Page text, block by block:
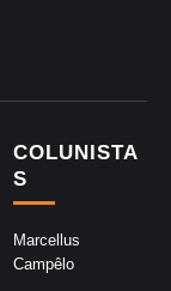
COLUNISTA
S
Marcellus
Campêlo